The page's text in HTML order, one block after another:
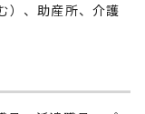
）、助産所、介護